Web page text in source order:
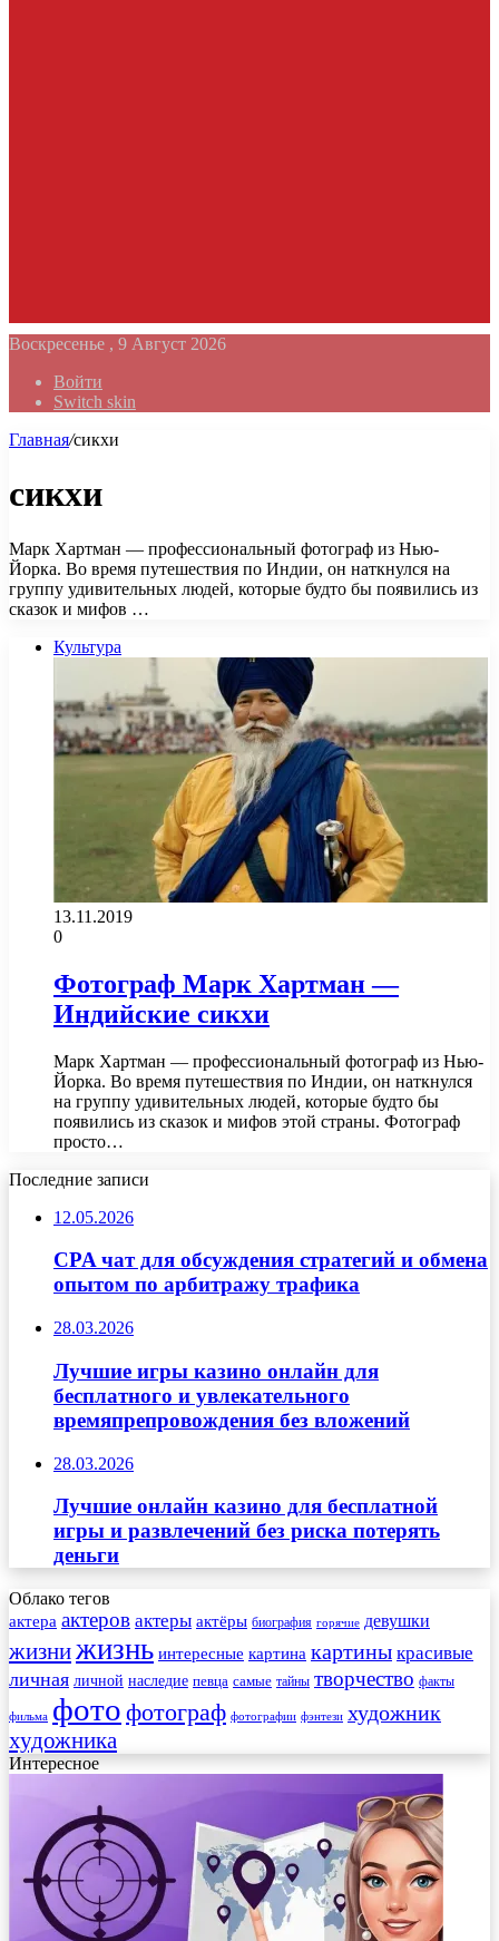
Воскресенье , 9 Август 2026
Войти
Switch skin
Главная/сикхи
сикхи
Марк Хартман — профессиональный фотограф из Нью-
Йорка. Во время путешествия по Индии, он наткнулся на
группу удивительных людей, которые будто бы появились из
сказок и мифов …
Культура
13.11.2019
0
Фотограф Марк Хартман —
Индийские сикхи
Марк Хартман — профессиональный фотограф из Нью-
Йорка. Во время путешествия по Индии, он наткнулся
на группу удивительных людей, которые будто бы
появились из сказок и мифов этой страны. Фотограф
просто…
Последние записи
12.05.2026
CPA чат для обсуждения стратегий и обмена
опытом по арбитражу трафика
28.03.2026
Лучшие игры казино онлайн для
бесплатного и увлекательного
времяпрепровождения без вложений
28.03.2026
Лучшие онлайн казино для бесплатной
игры и развлечений без риска потерять
деньги
Облако тегов
актера актеров актеры актёры биография горячие девушки
жизнижизнь интересные картина картины красивые
личная личной наследие певца самые тайны творчество факты
фильма фото фотограф фотографии фэнтези художник
художника
Интересное